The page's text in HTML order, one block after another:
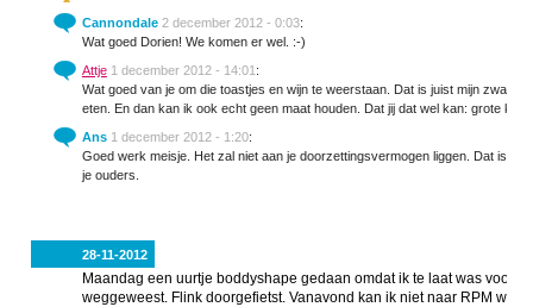
Cannondale 2 december 2012 - 0:03:
Wat goed Dorien! We komen er wel. :-)
Attje 1 december 2012 - 14:01 :
Wat goed van je om die toastjes en wijn te weerstaan. Dat is juist mijn
eten. En dan kan ik ook echt geen maat houden. Dat jij dat wel kan: grote
Ans 1 december 2012 - 1:20:
Goed werk meisje. Het zal niet aan je doorzettingsvermogen liggen. Dat is bij
je ouders.
28-11-2012
Maandag een uurtje boddyshape gedaan omdat ik te laat was voor
weggeweest. Flink doorgefietst. Vanavond kan ik niet naar RPM